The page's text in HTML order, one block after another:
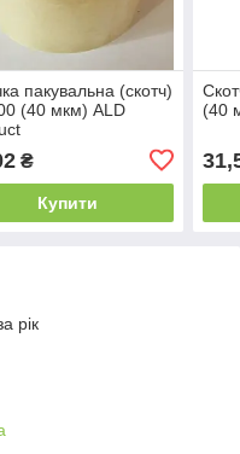
пакувальна (скотч)
(40 мкм) ALD
₴
Купити
(40
рік